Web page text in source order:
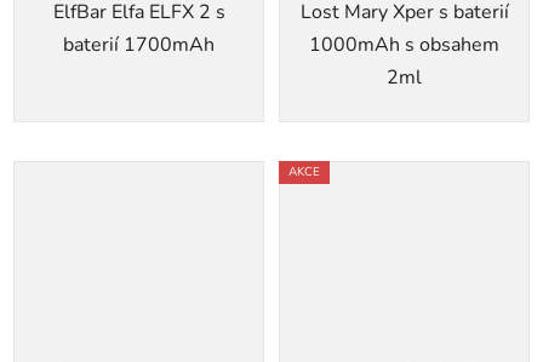
ElfBar Elfa ELFX 2 s
baterií 1700mAh
Lost Mary Xper s baterií
1000mAh s obsahem
2ml
AKCE